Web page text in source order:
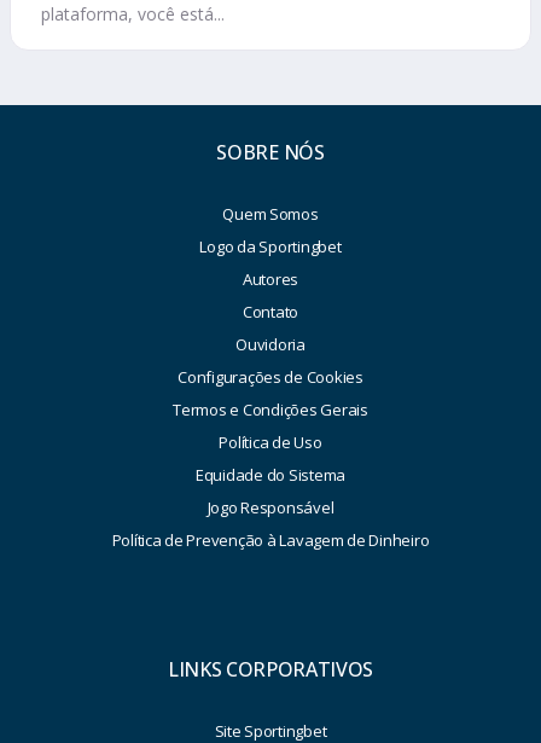
plataforma, você está...
SOBRE NÓS
Quem Somos
Logo da Sportingbet
Autores
Contato
Ouvidoria
Configurações de Cookies
Termos e Condições Gerais
Política de Uso
Equidade do Sistema
Jogo Responsável
Política de Prevenção à Lavagem de Dinheiro
LINKS CORPORATIVOS
Site Sportingbet